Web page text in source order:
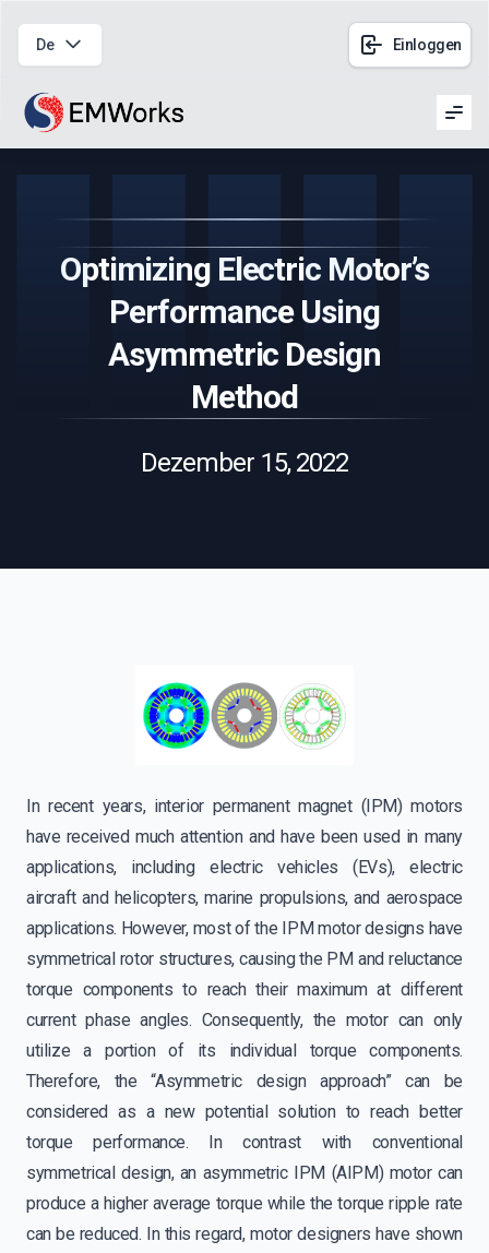
De Einloggen
Optimizing Electric Motor’s
Performance Using
Asymmetric Design
Method
Dezember 15, 2022
In recent years, interior permanent magnet (IPM) motors
have received much attention and have been used in many
applications, including electric vehicles (EVs), electric
aircraft and helicopters, marine propulsions, and aerospace
applications. However, most of the IPM motor designs have
symmetrical rotor structures, causing the PM and reluctance
torque components to reach their maximum at different
current phase angles. Consequently, the motor can only
utilize a portion of its individual torque components.
Therefore, the “Asymmetric design approach” can be
considered as a new potential solution to reach better
torque performance. In contrast with conventional
symmetrical design, an asymmetric IPM (AIPM) motor can
produce a higher average torque while the torque ripple rate
can be reduced. In this regard, motor designers have shown